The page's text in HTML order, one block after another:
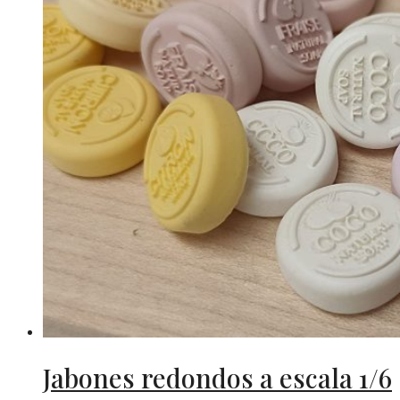
se
pueden
elegir
la
página
de
producto
Jabones redondos a escala 1/6